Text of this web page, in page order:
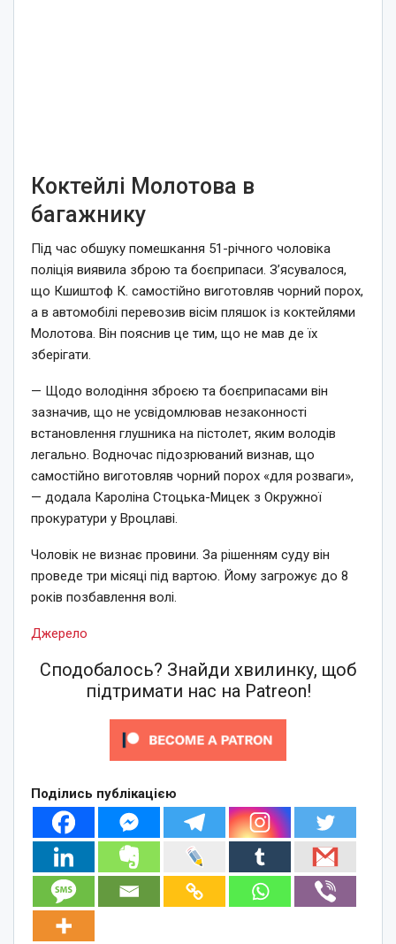
Коктейлі Молотова в
багажнику
Під час обшуку помешкання 51-річного чоловіка
поліція виявила зброю та боєприпаси. З’ясувалося,
що Кшиштоф К. самостійно виготовляв чорний порох,
а в автомобілі перевозив вісім пляшок із коктейлями
Молотова. Він пояснив це тим, що не мав де їх
зберігати.
— Щодо володіння зброєю та боєприпасами він
зазначив, що не усвідомлював незаконності
встановлення глушника на пістолет, яким володів
легально. Водночас підозрюваний визнав, що
самостійно виготовляв чорний порох «для розваги»,
— додала Кароліна Стоцька-Мицек з Окружної
прокуратури у Вроцлаві.
Чоловік не визнає провини. За рішенням суду він
проведе три місяці під вартою. Йому загрожує до 8
років позбавлення волі.
Джерело
Сподобалось? Знайди хвилинку, щоб
підтримати нас на Patreon!
Поділись публікацією